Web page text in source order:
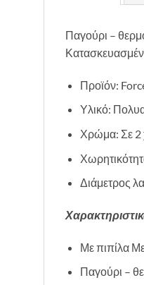
Παγούρι –
Προϊόν:
Υλικό:
Χρώμα: Σε 2
Διάμετρος
Με πιπίλα
Παγούρι –